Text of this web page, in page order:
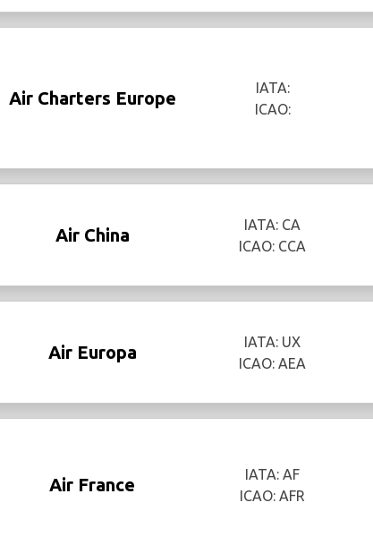
Air Charters Europe
IATA:
ICAO:
Air China
IATA: CA
ICAO: CCA
Air Europa
IATA: UX
ICAO: AEA
Air France
IATA: AF
ICAO: AFR